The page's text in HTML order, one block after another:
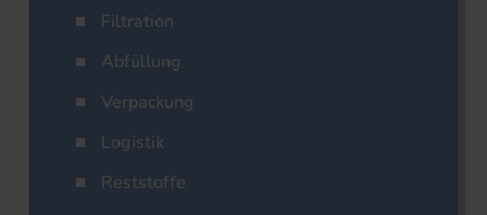
Filtration
Abfüllung
Verpackung
Logistik
Reststoffe